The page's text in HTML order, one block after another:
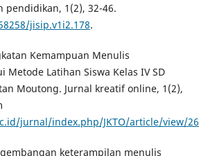
pendidikan, 1(2), 32-46.
jisip.v1i2.178.
Kemampuan Menulis
Metode Latihan Siswa Kelas IV SD
Moutong. Jurnal kreatif online, 1(2),
jurnal/index.php/JKTO/article/view/
keterampilan menulis